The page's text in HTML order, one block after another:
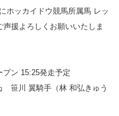
ホッカイドウ競馬所属馬 レッ
援よろしくお願いいたしま
ン 15:25発走予定
川 翼騎手（林 和弘きゅう